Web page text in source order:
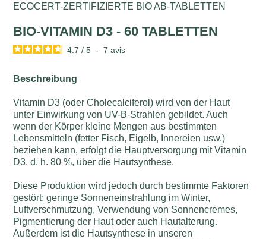
ECOCERT-ZERTIFIZIERTE BIO AB-TABLETTEN
BIO-VITAMIN D3 - 60 TABLETTEN
4.7 / 5 - 7avis
Beschreibung
Vitamin D3 (oder Cholecalciferol) wird von der Haut
unter Einwirkung von UV-B-Strahlen gebildet. Auch
wenn der Körper kleine Mengen aus bestimmten
Lebensmitteln (fetter Fisch, Eigelb, Innereien usw.)
beziehen kann, erfolgt die Hauptversorgung mit Vitamin
D3, d. h. 80 %, über die Hautsynthese.
Diese Produktion wird jedoch durch bestimmte Faktoren
gestört: geringe Sonneneinstrahlung im Winter,
Luftverschmutzung, Verwendung von Sonnencremes,
Pigmentierung der Haut oder auch Hautalterung.
Außerdem ist die Hautsynthese in unseren